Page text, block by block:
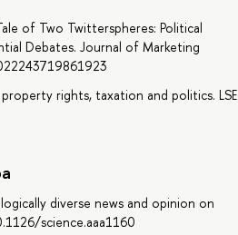
of Two Twitterspheres: Political
Debates. Journal of Marketing
rights, taxation and politics. LSE
diverse news and opinion on
science.aaa1160